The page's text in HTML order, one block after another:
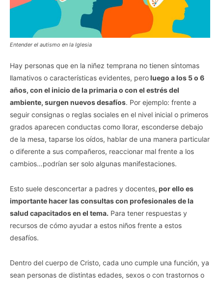
Entender el autismo en la Iglesia
Hay personas que en la niñez temprana no tienen síntomas
llamativos o características evidentes, peroluego a los 5 o 6
años, con el inicio de la primaria o con el estrés del
ambiente, surgen nuevos desafíos. Por ejemplo: frente a
seguir consignas o reglas sociales en el nivel inicial o primeros
grados aparecen conductas como llorar, esconderse debajo
de la mesa, taparse los oídos, hablar de una manera particular
o diferente a sus compañeros, reaccionar mal frente a los
cambios…podrían ser solo algunas manifestaciones.
Esto suele desconcertar a padres y docentes, por ello es
importante hacer las consultas con profesionales de la
salud capacitados en el tema. Para tener respuestas y
recursos de cómo ayudar a estos niños frente a estos
desafíos.
Dentro del cuerpo de Cristo, cada uno cumple una función, ya
sean personas de distintas edades, sexos o con trastornos o